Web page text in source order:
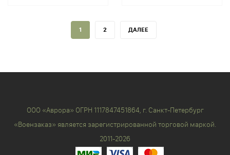
1 2 ДАЛЕЕ
ООО «Аврора» ОГРН 1117847451864, г. Санкт-Петербург
«Воензаказ» является зарегистрированной торговой маркой.
2011-2026